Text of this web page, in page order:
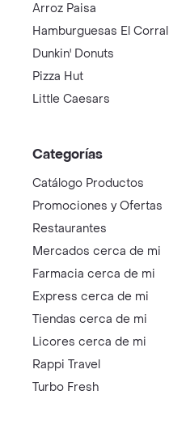
Arroz Paisa
Hamburguesas El Corral
Dunkin' Donuts
Pizza Hut
Little Caesars
Categorías
Catálogo Productos
Promociones y Ofertas
Restaurantes
Mercados cerca de mi
Farmacia cerca de mi
Express cerca de mi
Tiendas cerca de mi
Licores cerca de mi
Rappi Travel
Turbo Fresh